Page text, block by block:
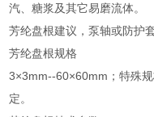
汽、糖浆及其它易磨流体。
芳纶盘根建议，泵轴或防护
芳纶盘根规格
3×3mm--60×60mm；特殊
定。